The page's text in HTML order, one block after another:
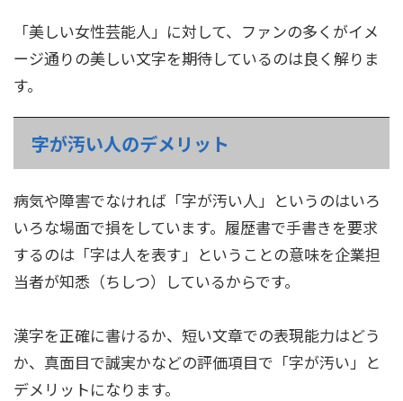
「美しい女性芸能人」に対して、ファンの多くがイメ
ージ通りの美しい文字を期待しているのは良く解りま
す。
字が汚い人のデメリット
病気や障害でなければ「字が汚い人」というのはいろ
いろな場面で損をしています。履歴書で手書きを要求
するのは「字は人を表す」ということの意味を企業担
当者が知悉（ちしつ）しているからです。
漢字を正確に書けるか、短い文章での表現能力はどう
か、真面目で誠実かなどの評価項目で「字が汚い」と
デメリットになります。